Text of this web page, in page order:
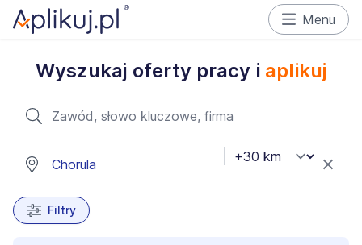
Menu
Wyszukaj oferty pracy i aplikuj
Filtry